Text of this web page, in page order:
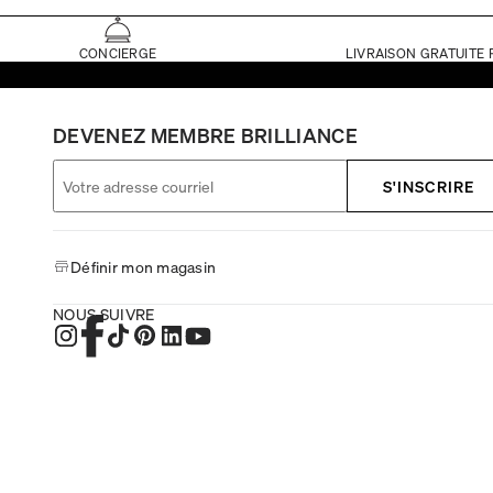
CONCIERGE LIVRAISON GRATUITE
DEVENEZ MEMBRE BRILLIANCE
S'INSCRIRE
Définir mon magasin
NOUS SUIVRE